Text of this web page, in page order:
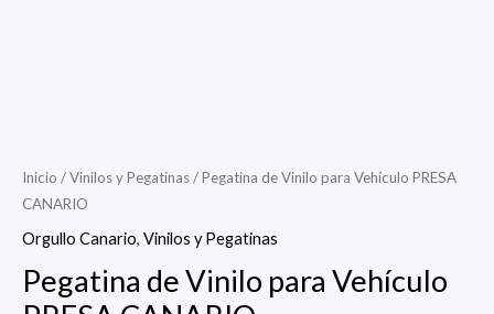
Inicio /Vinilos y Pegatinas/ Pegatina de Vinilo para Vehículo PRESA
CANARIO
Orgullo Canario, Vinilos y Pegatinas
Pegatina de Vinilo para Vehículo